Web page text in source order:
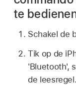
te
Schakel de
Tik op de
'Bluetooth',
de leesregel.